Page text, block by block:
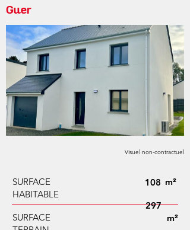
Guer
Visuel non-contractuel
SURFACE
HABITABLE
108
SURFACE
m²
297
m²